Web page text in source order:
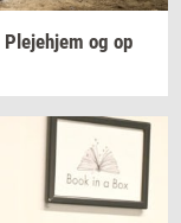
Ple­je­hjem og op